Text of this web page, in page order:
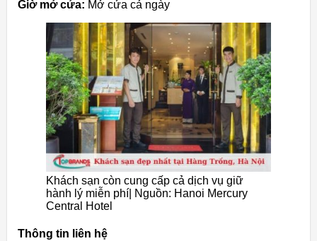
Giờ mở cửa: Mở cửa cả ngày
Khách sạn còn cung cấp cả dịch vụ giữ
hành lý miễn phí| Nguồn: Hanoi Mercury
Central Hotel
Thông tin liên hệ